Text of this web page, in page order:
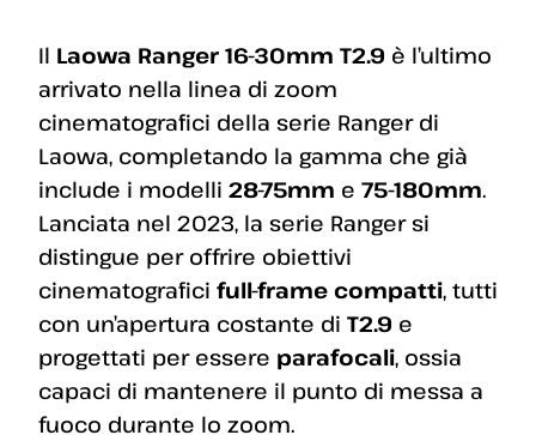
Il Laowa Ranger 16-30mm T2.9 è l’ultimo
arrivato nella linea di zoom
cinematografici della serie Ranger di
Laowa, completando la gamma che già
include i modelli 28-75mm e 75-180mm.
Lanciata nel 2023, la serie Ranger si
distingue per offrire obiettivi
cinematografici full-frame compatti, tutti
con un’apertura costante di T2.9 e
progettati per essere parafocali, ossia
capaci di mantenere il punto di messa a
fuoco durante lo zoom.